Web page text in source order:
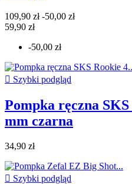
109,90 zł -50,00 zł
59,90 zł
-50,00 zł
 Szybki podgląd
Pompka ręczna
mm czarna
34,90 zł
 Szybki podgląd